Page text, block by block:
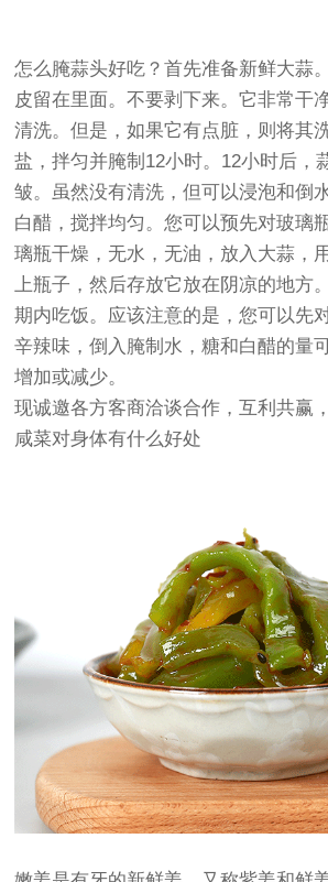
怎么腌蒜头好吃？首先准备新鲜大蒜
皮留在里面。不要剥下来。它非常干
清洗。但是，如果它有点脏，则将其
盐，拌匀并腌制12小时。12小时后，
皱。虽然没有清洗，但可以浸泡和倒
白醋，搅拌均匀。您可以预先对玻璃
璃瓶干燥，无水，无油，放入大蒜，
上瓶子，然后存放它放在阴凉的地方
期内吃饭。应该注意的是，您可以先
辛辣味，倒入腌制水，糖和白醋的量
增加或减少。
现诚邀各方客商洽谈合作，互利共赢
咸菜对身体有什么好处